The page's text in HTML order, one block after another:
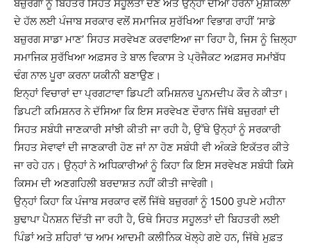
ਬਜ਼ੁਰਗਾਂ ਨੂੰ ਬਿਹਤਰ ਸਿਹਤ ਸਹੂਲਤਾਂ ਦੇਣ ਅਤੇ ਉਨ੍ਹਾਂ ਦੀਆਂ ਹੋਰਨਾਂ ਮੁਸ਼ਕਿਲਾਂ
ਦੇ ਹੱਲ ਲਈ ਪੰਜਾਬ ਸਰਕਾਰ ਵਲੋਂ ਸਮਾਜਿਕ ਸੁਰੱਖਿਆ ਵਿਭਾਗ ਰਾਹੀਂ ‘ਸਾਡੇ
ਬਜ਼ੁਰਗ ਸਾਡਾ ਮਾਣ’ ਸਿਹਤ ਸਰਵੇਖਣ ਕਰਵਾਇਆ ਜਾ ਰਿਹਾ ਹੈ, ਜਿਸ ਨੂੰ ਜ਼ਿਲ੍ਹਾ
ਸਮਾਜਿਕ ਸੁਰੱਖਿਆ ਅਫ਼ਸਰ ਤੇ ਬਾਲ ਵਿਕਾਸ ਤੇ ਪ੍ਰੋਜੈਕਟ ਅਫ਼ਸਰ ਸਮਾਂਬੱਧ
ਢੰਗ ਨਾਲ ਪੂਰਾ ਕਰਨਾ ਯਕੀਨੀ ਬਣਾਉਣ।
ਇਨ੍ਹਾਂ ਵਿਚਾਰਾਂ ਦਾ ਪ੍ਰਗਟਾਵਾ ਡਿਪਟੀ ਕਮਿਸ਼ਨਰ ਪੂਨਮਦੀਪ ਕੌਰ ਨੇ ਕੀਤਾ।
ਡਿਪਟੀ ਕਮਿਸ਼ਨਰ ਨੇ ਦੱਸਿਆ ਕਿ ਇਸ ਸਰਵੇਖਣ ਦੌਰਾਨ ਜਿੱਥੇ ਬਜ਼ੁਰਗਾਂ ਦੀ
ਸਿਹਤ ਸਬੰਧੀ ਜਾਣਕਾਰੀ ਸਾਂਝੀ ਕੀਤੀ ਜਾ ਰਹੀ ਹੈ, ਉੱਥੇ ਉਨ੍ਹਾਂ ਨੂੰ ਸਰਕਾਰੀ
ਸਿਹਤ ਸੇਵਾਵਾਂ ਦੀ ਜਾਣਕਾਰੀ ਹੋਣ ਜਾਂ ਨਾ ਹੋਣ ਸਬੰਧੀ ਵੀ ਅੰਕੜੇ ਇਕੱਤਰ ਕੀਤੇ
ਜਾ ਰਹੇ ਹਨ। ਉਨ੍ਹਾਂ ਨੇ ਅਧਿਕਾਰੀਆਂ ਨੂੰ ਕਿਹਾ ਕਿ ਇਸ ਸਰਵੇਖਣ ਸਬੰਧੀ ਕਿਸੇ
ਕਿਸਮ ਦੀ ਅਣਗਹਿਲੀ ਬਰਦਾਸ਼ਤ ਨਹੀਂ ਕੀਤੀ ਜਾਵੇਗੀ।
ਉਨ੍ਹਾਂ ਕਿਹਾ ਕਿ ਪੰਜਾਬ ਸਰਕਾਰ ਵਲੋਂ ਜਿੱਥੇ ਬਜ਼ੁਰਗਾਂ ਨੂੰ 1500 ਰੁਪਏ ਮਹੀਨਾ
ਬੁਢਾਪਾ ਪੈਨਸ਼ਨ ਦਿੱਤੀ ਜਾ ਰਹੀ ਹੈ, ਓਥੇ ਸਿਹਤ ਸਹੂਲਤਾਂ ਦੀ ਬਿਹਤਰੀ ਲਈ
ਪਿੰਡਾਂ ਅਤੇ ਸ਼ਹਿਰਾਂ ‘ਚ ਆਮ ਆਦਮੀ ਕਲੀਨਿਕ ਖੋਲ੍ਹੇ ਗਏ ਹਨ, ਜਿੱਥੇ ਮੁਫ਼ਤ